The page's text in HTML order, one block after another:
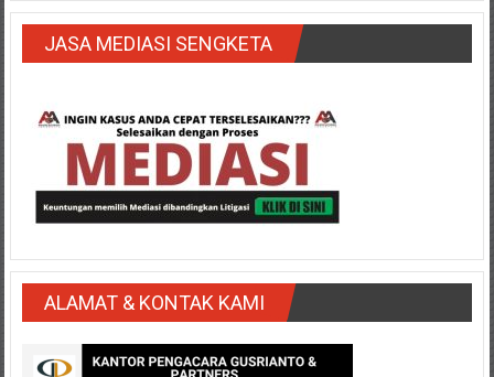
JASA MEDIASI SENGKETA
ALAMAT & KONTAK KAMI